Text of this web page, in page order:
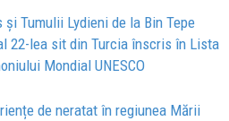
și Tumulii Lydieni de la Bin Tepe
22-lea sit din Turcia înscris în Lista
Mondial UNESCO
de neratat în regiunea Mării